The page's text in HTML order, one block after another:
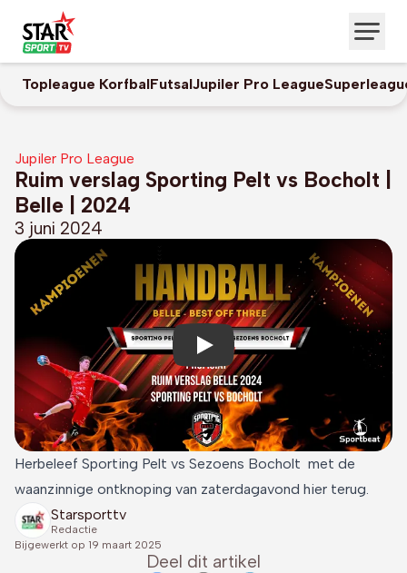
Topleague KorfbalFutsalJupiler Pro League
Jupiler Pro League
Ruim verslag Sporting Pelt vs Bocholt |
Belle | 2024
3 juni 2024
Play
Herbeleef Sporting Pelt vs Sezoens Bocholt met de
waanzinnige ontknoping van zaterdagavond hier terug.
Starsporttv
Redactie
Bijgewerkt op 19 maart 2025
Deel dit artikel